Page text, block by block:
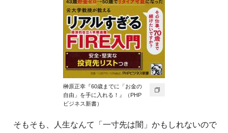
榊原正幸『60歳までに「お金の
自由」を手に入れる！』（PHP
ビジネス新書）
そもそも、人生なんて「一寸先は闇」かもしれないので